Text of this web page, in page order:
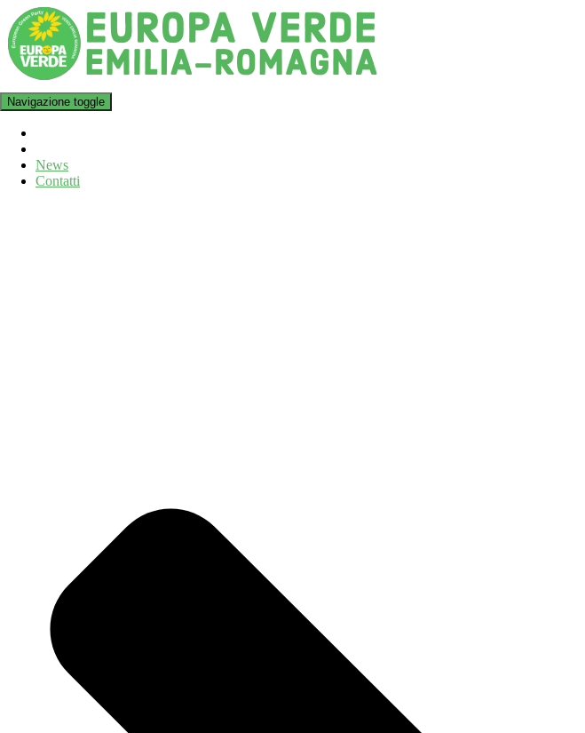
Navigazione toggle
News
Contatti